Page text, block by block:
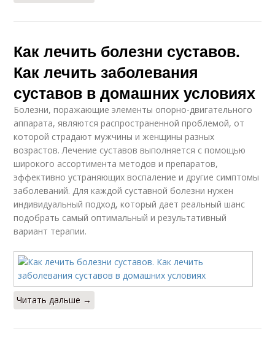
Как лечить болезни суставов.
Как лечить заболевания
суставов в домашних условиях
Болезни, поражающие элементы опорно-двигательного
аппарата, являются распространенной проблемой, от
которой страдают мужчины и женщины разных
возрастов. Лечение суставов выполняется с помощью
широкого ассортимента методов и препаратов,
эффективно устраняющих воспаление и другие симптомы
заболеваний. Для каждой суставной болезни нужен
индивидуальный подход, который дает реальный шанс
подобрать самый оптимальный и результативный
вариант терапии.
Читать дальше →